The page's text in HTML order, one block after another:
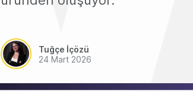
Tuğçe İçözü
24 Mart 2026